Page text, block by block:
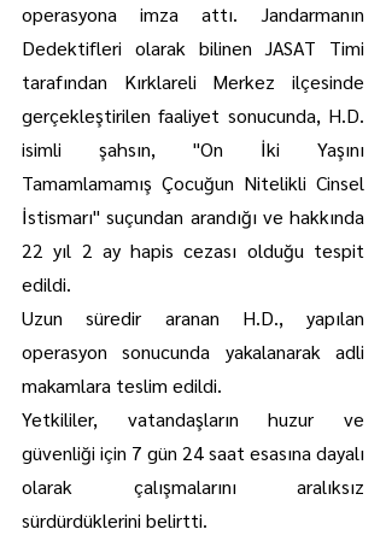
operasyona imza attı. Jandarmanın
Dedektifleri olarak bilinen JASAT Timi
tarafından Kırklareli Merkez ilçesinde
gerçekleştirilen faaliyet sonucunda, H.D.
isimli şahsın, "On İki Yaşını
Tamamlamamış Çocuğun Nitelikli Cinsel
İstismarı" suçundan arandığı ve hakkında
22 yıl 2 ay hapis cezası olduğu tespit
edildi.
Uzun süredir aranan H.D., yapılan
operasyon sonucunda yakalanarak adli
makamlara teslim edildi.
Yetkililer, vatandaşların huzur ve
güvenliği için 7 gün 24 saat esasına dayalı
olarak çalışmalarını aralıksız
sürdürdüklerini belirtti.